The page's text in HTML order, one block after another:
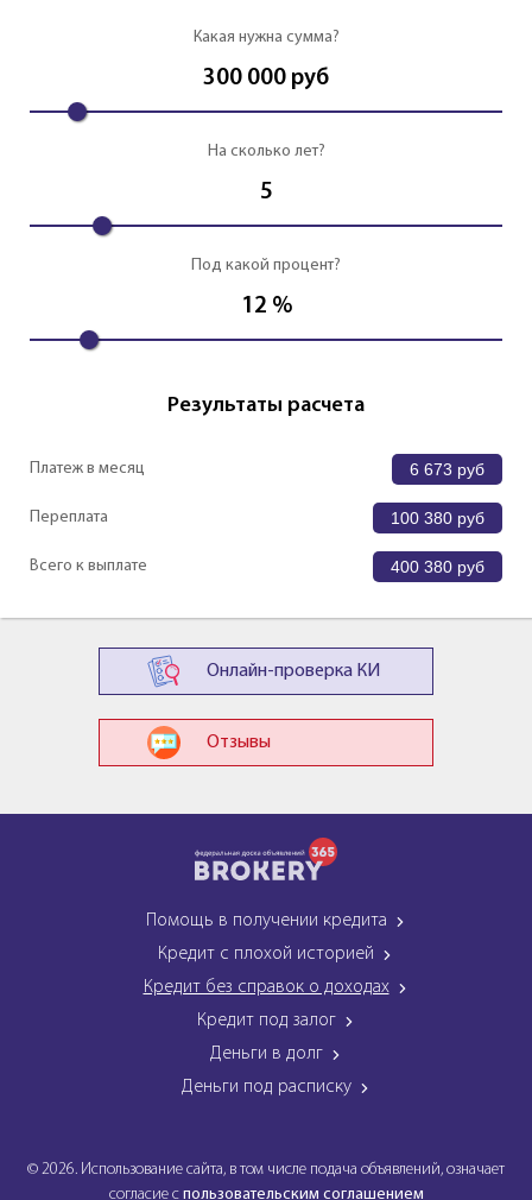
Какая нужна сумма?
300 000 руб
На сколько лет?
5
Под какой процент?
12 %
Результаты расчета
Платеж в месяц 6 673 руб
Переплата 100 380 руб
Всего к выплате 400 380 руб
Онлайн-проверка КИ
Отзывы
Помощь в получении кредита
Кредит с плохой историей
Кредит без справок о доходах
Кредит под залог
Деньги в долг
Деньги под расписку
© 2026. Использование сайта, в том числе подача объявлений, означает
согласие с пользовательским соглашением